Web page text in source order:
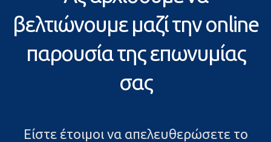
βελτιώνουμε μαζί την online
παρουσία της επωνυμίας
σας
Είστε έτοιμοι να απελευθερώσετε το